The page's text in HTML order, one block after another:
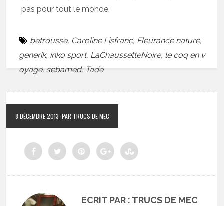
pas pour tout le monde.
betrousse, Caroline Lisfranc, Fleurance nature,
generik, inko sport, LaChaussetteNoire, le coq en v
oyage,sebamed,Tadé
8 DÉCEMBRE 2013 PAR TRUCS DE MEC
ECRIT PAR : TRUCS DE MEC